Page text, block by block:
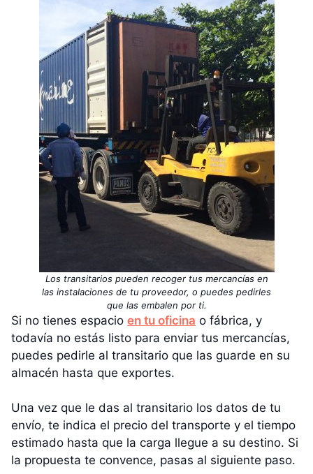
Los transitarios pueden recoger tus mercancías en
las instalaciones de tu proveedor, o puedes pedirles
que las embalen por ti.
Si no tienes espacio en tu oficina o fábrica, y
todavía no estás listo para enviar tus mercancías,
puedes pedirle al transitario que las guarde en su
almacén hasta que exportes.
Una vez que le das al transitario los datos de tu
envío, te indica el precio del transporte y el tiempo
estimado hasta que la carga llegue a su destino. Si
la propuesta te convence, pasas al siguiente paso.